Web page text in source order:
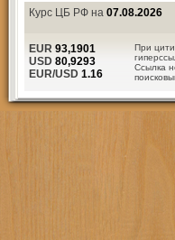
Курс ЦБ РФ на 07.08.2026
При
Ссылка
EUR 93,1901
USD 80,9293
EUR/USD 1.16